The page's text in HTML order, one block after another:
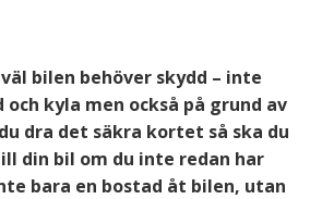
bilen behöver skydd – inte
kyla men också på grund av
dra det säkra kortet så ska du
din bil om du inte redan har
bara en bostad åt bilen, utan